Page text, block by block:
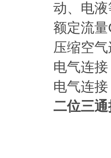
动、电
额定流
压缩空
电气连
电气连
二位三